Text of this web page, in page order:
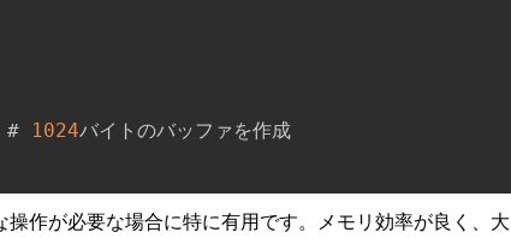
#
1024バイトのバッファを作成
作が必要な場合に特に有用です。メモリ効率が良く、大